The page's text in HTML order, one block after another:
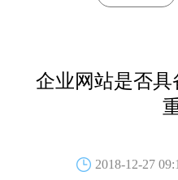
企业网站是否
2018-12-27